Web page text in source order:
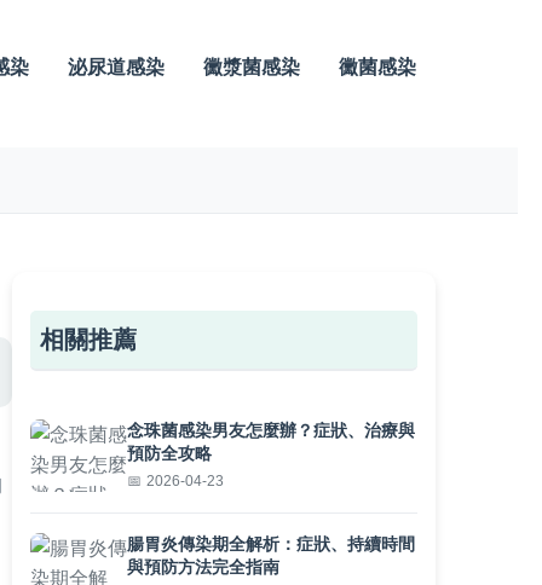
染 泌尿道感染 黴漿菌感染 黴菌感染
相關推薦
念珠菌感染男友怎麼辦？症狀、治療與
預防全攻略
2026-04-23
腸胃炎傳染期全解析：症狀、持續時間
與預防方法完全指南